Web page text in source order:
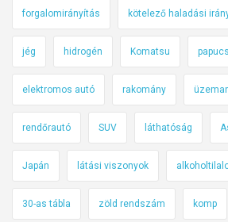
forgalomirányítás kötelező haladási
jég hidrogén Komatsu papucs
elektromos autó rakomány
rendőrautó SUV láthatóság
Japán látási viszonyok
30-as tábla zöld rendszám komp